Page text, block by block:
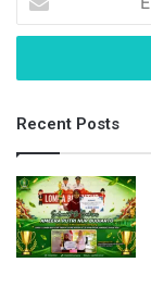
t
r
o
u
r
E
m
a
Recent Posts